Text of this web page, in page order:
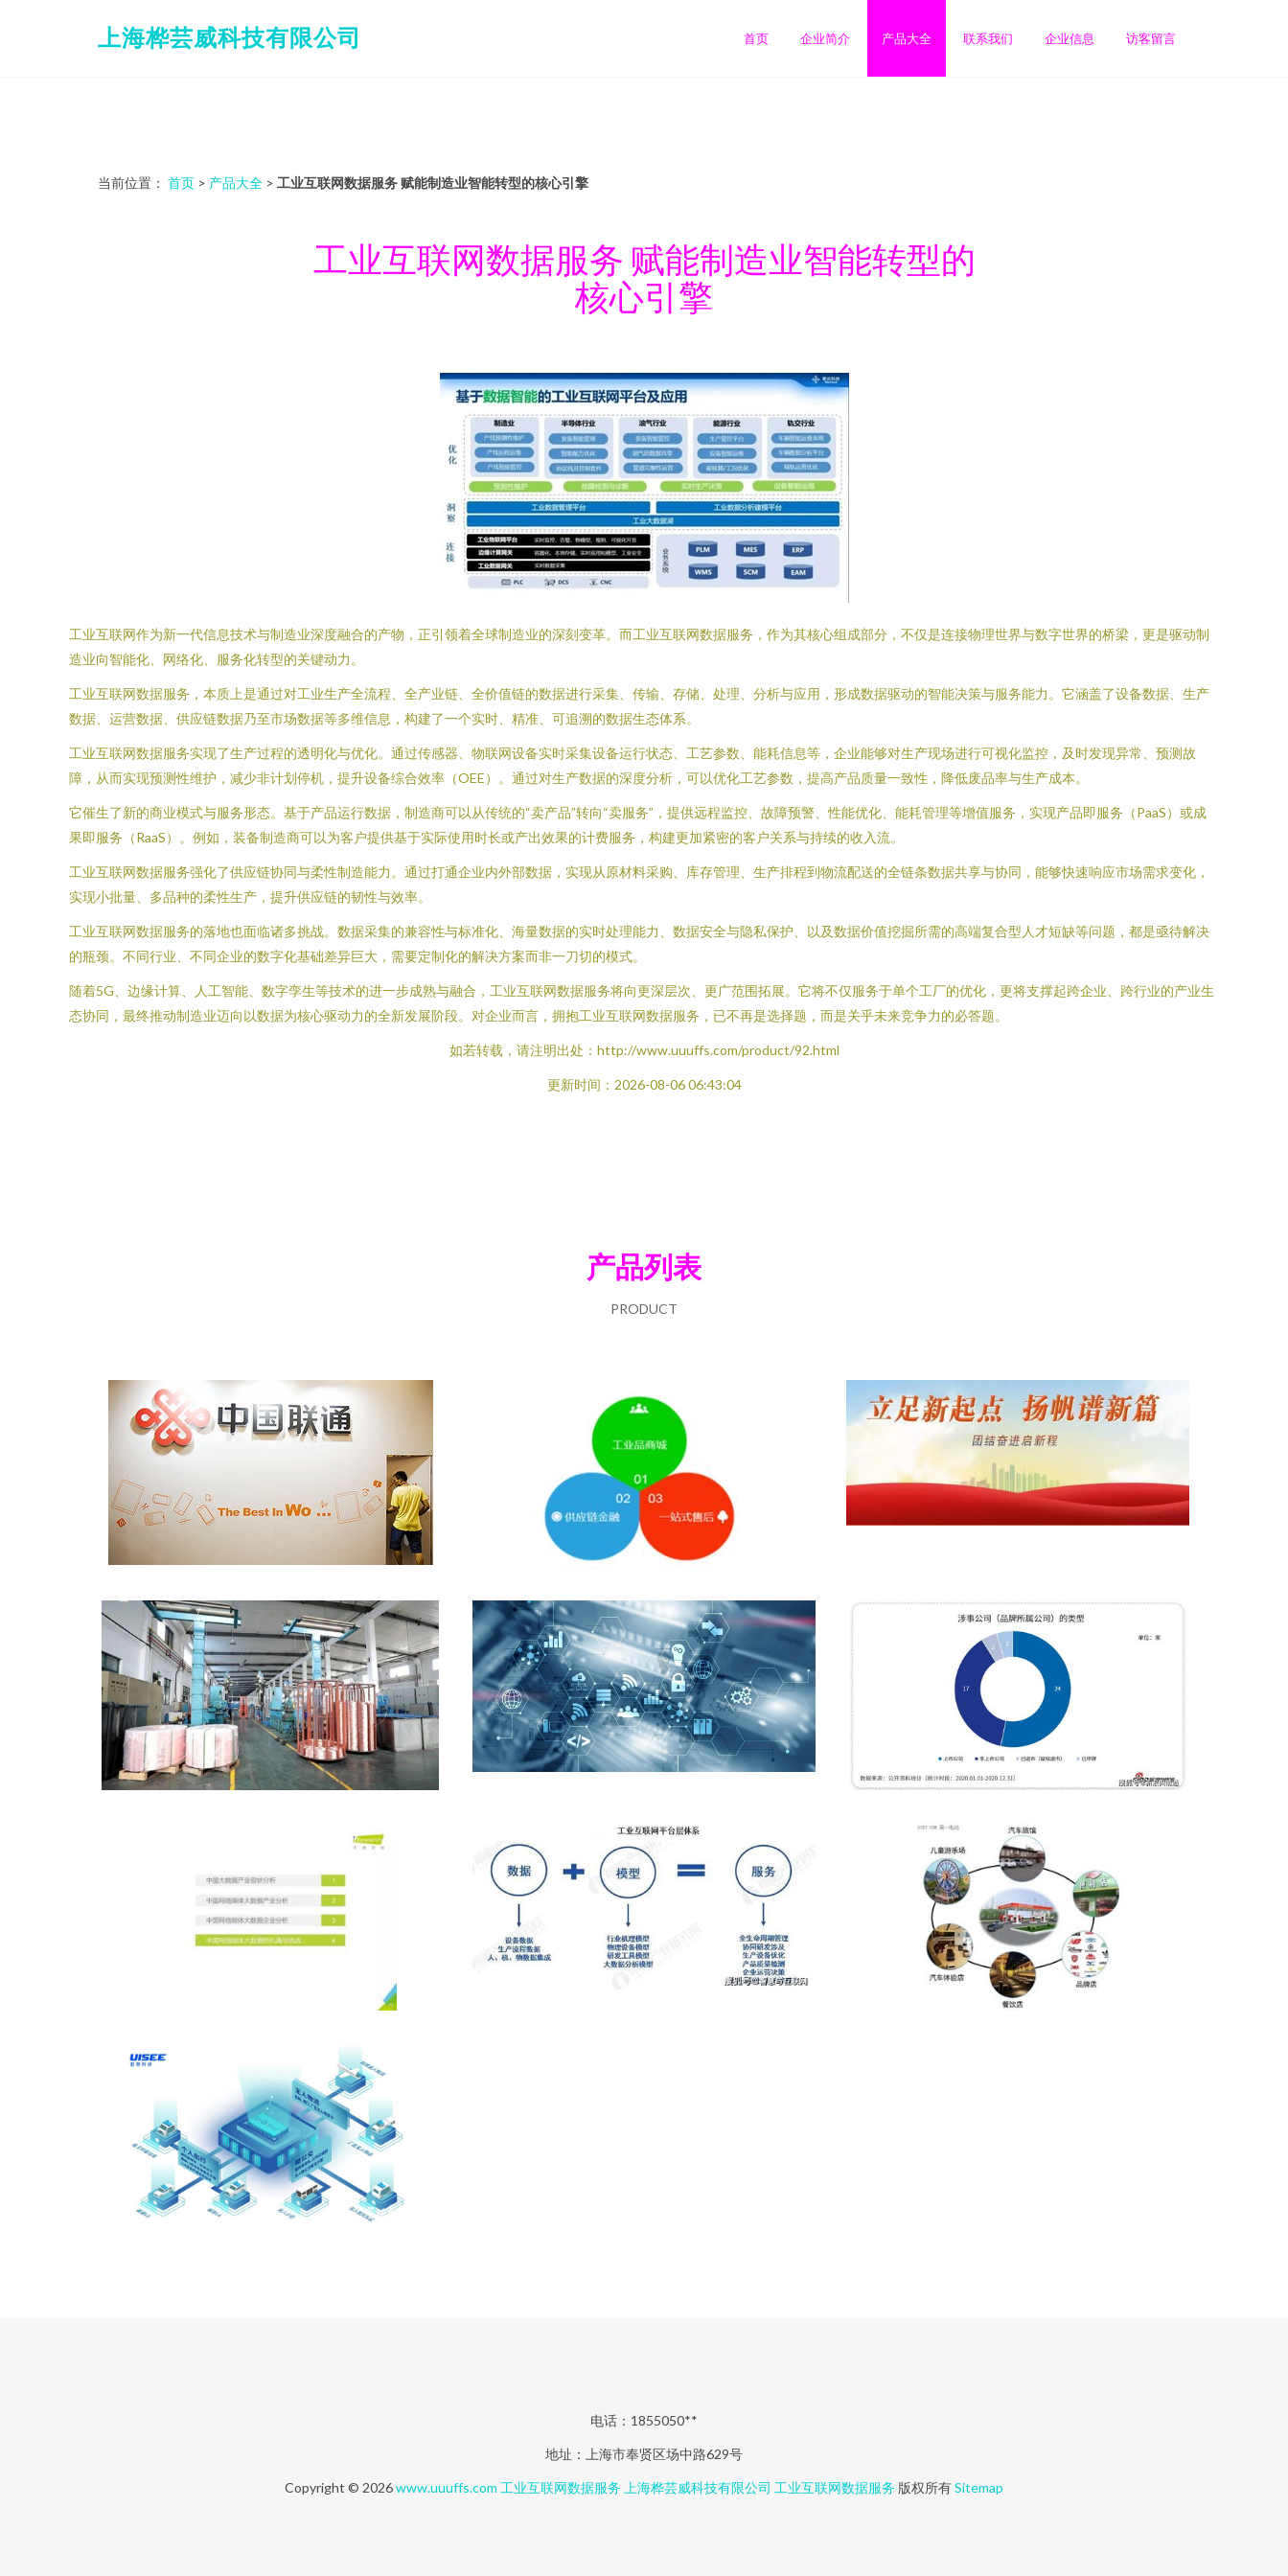
上海桦芸威科技有限公司 首页 企业简介 产品大全 联系我们 企业信息 访客留言
当前位置： 首页 > 产品大全 > 工业互联网数据服务 赋能制造业智能转型的核心引擎
工业互联网数据服务 赋能制造业智能转型的
核心引擎
工业互联网作为新一代信息技术与制造业深度融合的产物，正引领着全球制造业的深刻变革。而工业互联网数据服务，作为其核心组成部分，不仅是连接物理世界与数字世界的桥梁，更是驱动制
造业向智能化、网络化、服务化转型的关键动力。
工业互联网数据服务，本质上是通过对工业生产全流程、全产业链、全价值链的数据进行采集、传输、存储、处理、分析与应用，形成数据驱动的智能决策与服务能力。它涵盖了设备数据、生产
数据、运营数据、供应链数据乃至市场数据等多维信息，构建了一个实时、精准、可追溯的数据生态体系。
工业互联网数据服务实现了生产过程的透明化与优化。通过传感器、物联网设备实时采集设备运行状态、工艺参数、能耗信息等，企业能够对生产现场进行可视化监控，及时发现异常、预测故
障，从而实现预测性维护，减少非计划停机，提升设备综合效率（OEE）。通过对生产数据的深度分析，可以优化工艺参数，提高产品质量一致性，降低废品率与生产成本。
它催生了新的商业模式与服务形态。基于产品运行数据，制造商可以从传统的“卖产品”转向“卖服务”，提供远程监控、故障预警、性能优化、能耗管理等增值服务，实现产品即服务（PaaS）或成
果即服务（RaaS）。例如，装备制造商可以为客户提供基于实际使用时长或产出效果的计费服务，构建更加紧密的客户关系与持续的收入流。
工业互联网数据服务强化了供应链协同与柔性制造能力。通过打通企业内外部数据，实现从原材料采购、库存管理、生产排程到物流配送的全链条数据共享与协同，能够快速响应市场需求变化，
实现小批量、多品种的柔性生产，提升供应链的韧性与效率。
工业互联网数据服务的落地也面临诸多挑战。数据采集的兼容性与标准化、海量数据的实时处理能力、数据安全与隐私保护、以及数据价值挖掘所需的高端复合型人才短缺等问题，都是亟待解决
的瓶颈。不同行业、不同企业的数字化基础差异巨大，需要定制化的解决方案而非一刀切的模式。
随着5G、边缘计算、人工智能、数字孪生等技术的进一步成熟与融合，工业互联网数据服务将向更深层次、更广范围拓展。它将不仅服务于单个工厂的优化，更将支撑起跨企业、跨行业的产业生
态协同，最终推动制造业迈向以数据为核心驱动力的全新发展阶段。对企业而言，拥抱工业互联网数据服务，已不再是选择题，而是关乎未来竞争力的必答题。
如若转载，请注明出处：http://www.uuuffs.com/product/92.html
更新时间：2026-08-06 06:43:04
产品列表
PRODUCT
电话：1855050**
地址：上海市奉贤区场中路629号
Copyright © 2026www.uuuffs.com 工业互联网数据服务 上海桦芸威科技有限公司 工业互联网数据服务 版权所有Sitemap